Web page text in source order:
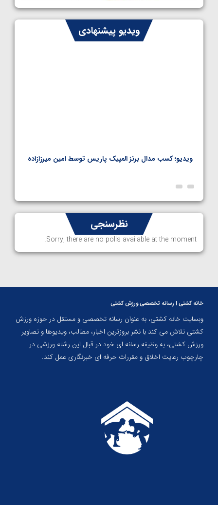
1405/05/07
ایران چشم به راه چهار مدال در پنج وزن دوم
کشتی فرنگی نوجوانان جهانویدیو پیشنهادی
ویدیو؛ کسب مدال برنز المپیک پاریس توسط امین میرزازاده
نظرسنجی
Sorry, there are no polls available at the moment.
خانه کشتی | رسانه تخصصی ورزش کشتی
وبسایت خانه کشتی، به عنوان رسانه تخصصی و مستقل در حوزه ورزش
کشتی تلاش می کند با نشر بروزترین اخبار، مطالب، ویدیوها و تصاویر
ورزش کشتی، به وظیفه رسانه ای خود در قبال این رشته ورزشی در
چارچوب رعایت اخلاق و مقررات حرفه ای خبرنگاری عمل کند.